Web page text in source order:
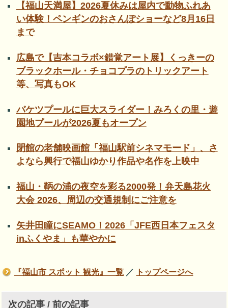
【福山天満屋】2026夏休みは屋内で動物ふれあ
い体験！ペンギンのおさんぽショーなど8月16日
まで
広島で【吉本コラボ×錯覚アート展】くっきーの
ブラックホール・チョコプラのトリックアート
等、写真もOK
バケツプールに巨大スライダー！みろくの里・遊
園地プールが2026夏もオープン
閉館の老舗映画館「福山駅前シネマモード」、さ
よなら興行で福山ゆかり作品や名作を上映中
福山・鞆の浦の夜空を彩る2000発！弁天島花火
大会 2026、周辺の交通規制にご注意を
矢井田瞳にSEAMO！2026「JFE西日本フェスタ
inふくやま」も華やかに
『福山市 スポット 観光』一覧 ／ トップページへ
次の記事 / 前の記事